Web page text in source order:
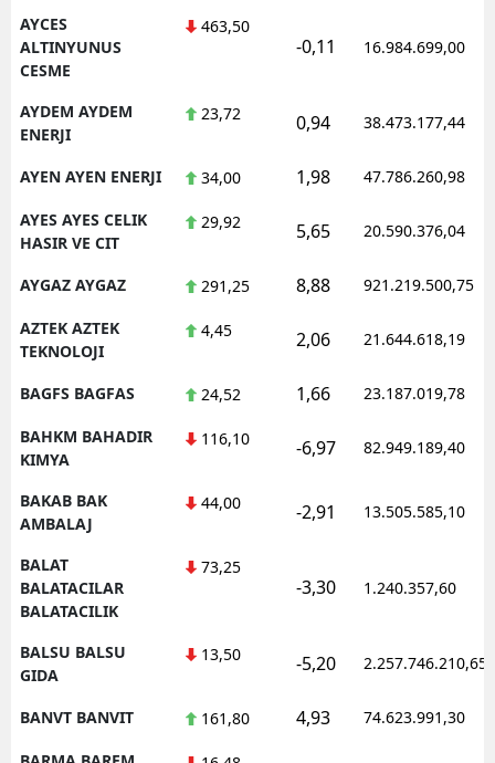
AYCES
ALTINYUNUS
CESME
463,50
-0,11 16.984.699,00
AYDEM AYDEM
ENERJI
23,72 0,94 38.473.177,44
AYEN AYEN ENERJI 34,00 1,98 47.786.260,98
AYES AYES CELIK
HASIR VE CIT
29,92 5,65 20.590.376,04
AYGAZ AYGAZ 291,25 8,88 921.219.500,75
AZTEK AZTEK
TEKNOLOJI
4,45 2,06 21.644.618,19
BAGFS BAGFAS 24,52 1,66 23.187.019,78
BAHKM BAHADIR
KIMYA
116,10 -6,97 82.949.189,40
BAKAB BAK
AMBALAJ
44,00 -2,91 13.505.585,10
BALAT
BALATACILAR
BALATACILIK
73,25
-3,30 1.240.357,60
BALSU BALSU
GIDA
13,50 -5,20 2.257.746.210,65
BANVT BANVIT 161,80 4,93 74.623.991,30